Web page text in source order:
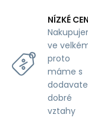
NÍZKÉ
ve
proto
máme s
dobré
vztahy